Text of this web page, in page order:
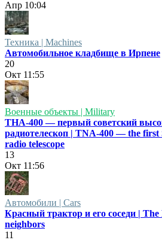
Апр 10:04
Техника | Machines
Автомобильное кладбище в Ирпене
20
Окт 11:55
Военные объекты | Military
ТНА-400 — первый советский
радиотелескоп | TNA-400 — the first
radio telescope
13
Окт 11:56
Автомобили | Cars
Красный трактор и его соседи |
neighbors
11